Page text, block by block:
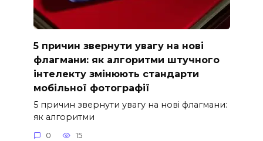
5 причин звернути увагу на нові
флагмани: як алгоритми штучного
інтелекту змінюють стандарти
мобільної фотографії
5 причин звернути увагу на нові флагмани:
як алгоритми
0 15